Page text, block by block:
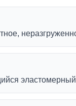
эластомерный